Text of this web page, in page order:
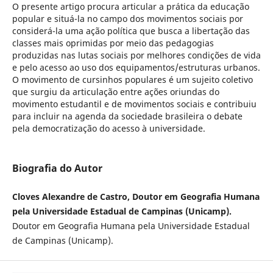
O presente artigo procura articular a prática da educação
popular e situá-la no campo dos movimentos sociais por
considerá-la uma ação política que busca a libertação das
classes mais oprimidas por meio das pedagogias
produzidas nas lutas sociais por melhores condições de vida
e pelo acesso ao uso dos equipamentos/estruturas urbanos.
O movimento de cursinhos populares é um sujeito coletivo
que surgiu da articulação entre ações oriundas do
movimento estudantil e de movimentos sociais e contribuiu
para incluir na agenda da sociedade brasileira o debate
pela democratização do acesso à universidade.
Biografia do Autor
Cloves Alexandre de Castro, Doutor em Geografia Humana
pela Universidade Estadual de Campinas (Unicamp).
Doutor em Geografia Humana pela Universidade Estadual
de Campinas (Unicamp).